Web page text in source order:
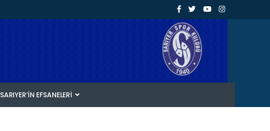
SARIYER’IN EFSANELERI